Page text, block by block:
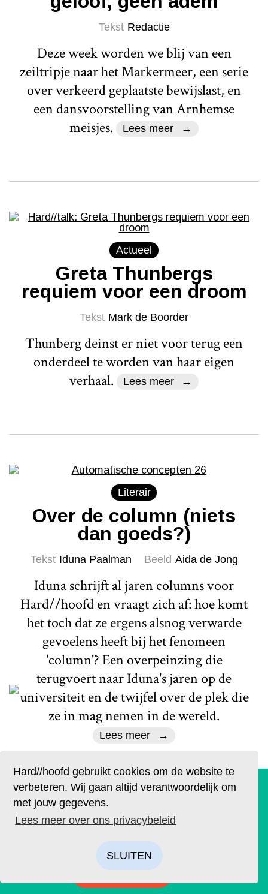
Hard//hoofd gebruikt cookies om de website te
verbeteren. Wij gaan altijd verantwoordelijk om
met jouw gegevens.
Lees meer over ons privacybeleid
SLUITEN
Tekst Redactie
Deze week worden we blij van een
zeiltripje naar het Markermeer, een serie
over verkeerd geplaatste bewijslast, en
een dansvoorstelling van Arnhemse
meisjes.
Lees meer
Actueel
Greta Thunbergs
requiem voor een droom
Tekst Mark de Boorder
Thunberg deinst er niet voor terug een
onderdeel te worden van haar eigen
verhaal.
Lees meer
Literair
Over de column (niets
dan goeds?)
Tekst Iduna Paalman Beeld Aida de Jong
Iduna schrijft al jaren columns voor
Hard//hoofd en vraagt zich af: hoe komt
het toch dat ze ergens alsnog verwarde
gevoelens heeft bij het fenomeen
'column'? Een overpeinzing die
terugvoert naar Iduna's jaren op de
universiteit en de twijfel over de plek die
ze in mag nemen in de wereld.
Lees meer
De geruchten zijn waar. Lees Hard//hoofd nu ook op
papier!
Bestel op tijd je eigen exemplaar van de eerste editie, met
als thema: ‘Ik’. We hebben drie covers ontworpen. Kies je